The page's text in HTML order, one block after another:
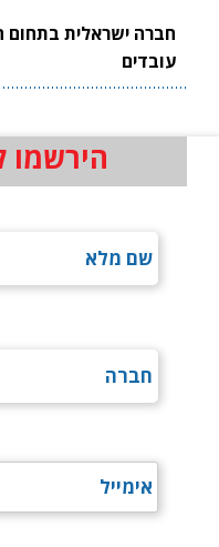
חברה ישראלית בתחום
עובדים
הירשמו